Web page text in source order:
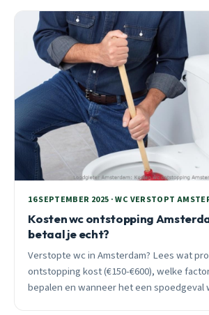
16 SEPTEMBER 2025 · WC VERSTOPT
Kosten wc ontstopping
betaal je echt?
Verstopte wc in Amsterdam? Lees wat
ontstopping kost (€150-€600), welke
bepalen en wanneer het een spoedgeval